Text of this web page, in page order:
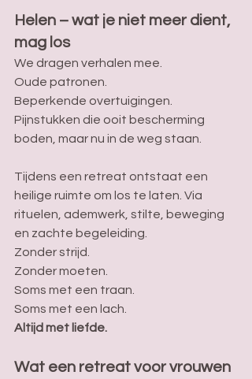
Helen – wat je niet meer dient,
mag los
We dragen verhalen mee.
Oude patronen.
Beperkende overtuigingen.
Pijnstukken die ooit bescherming
boden, maar nu in de weg staan.
Tijdens een retreat ontstaat een
heilige ruimte om los te laten. Via
rituelen, ademwerk, stilte, beweging
en zachte begeleiding.
Zonder strijd.
Zonder moeten.
Soms met een traan.
Soms met een lach.
Altijd met liefde.
Wat een retreat voor vrouwen